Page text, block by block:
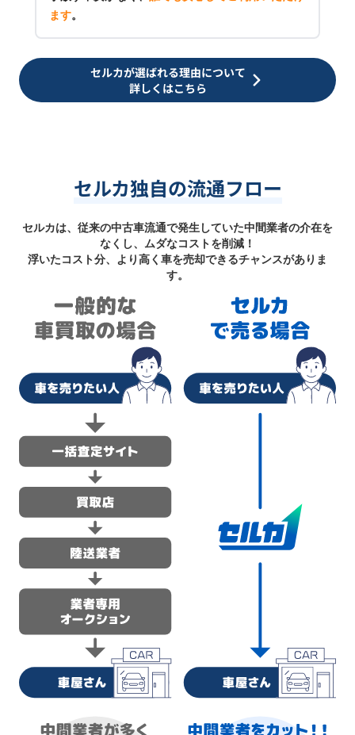
ます。
セルカが選ばれる理由について
詳しくはこちら
セルカ独自の流通フロー
セルカは、従来の中古車流通で発生していた中間業者の介在を
なくし、ムダなコストを削減！
浮いたコスト分、より高く車を売却できるチャンスがありま
す。